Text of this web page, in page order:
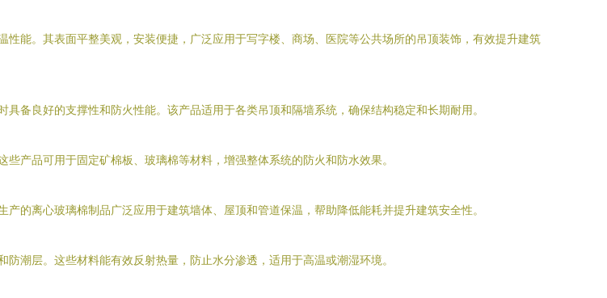
能。其表面平整美观，安装便捷，广泛应用于写字楼、商场、医院等公共场所的吊顶装饰，有效提升建筑
备良好的支撑性和防火性能。该产品适用于各类吊顶和隔墙系统，确保结构稳定和长期耐用。
产品可用于固定矿棉板、玻璃棉等材料，增强整体系统的防火和防水效果。
的离心玻璃棉制品广泛应用于建筑墙体、屋顶和管道保温，帮助降低能耗并提升建筑安全性。
潮层。这些材料能有效反射热量，防止水分渗透，适用于高温或潮湿环境。